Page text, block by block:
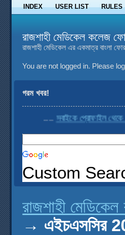
INDEX USER LIST RULES
রাজশাহী মেডিকেল কলেজ
রাজশাহী মেডিকেল এর একমাত্র বাংলা
You are not logged in. Please
গরম খবর!
....সবাইকে প্রোফাইল থেকে
Custom
রাজশাহী
→ এইচএসসির